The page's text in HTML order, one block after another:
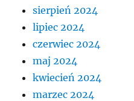
sierpień 2024
lipiec 2024
czerwiec 2024
maj 2024
kwiecień 2024
marzec 2024